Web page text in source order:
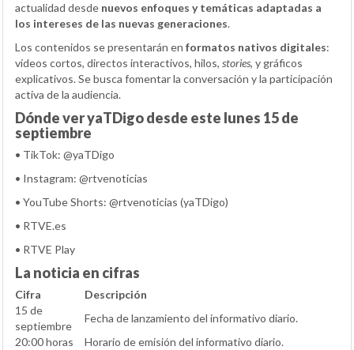
actualidad desde nuevos enfoques y temáticas adaptadas a
los intereses de las nuevas generaciones.
Los contenidos se presentarán en formatos nativos digitales:
vídeos cortos, directos interactivos, hilos, stories, y gráficos
explicativos. Se busca fomentar la conversación y la participación
activa de la audiencia.
Dónde ver yaTDigo desde este lunes 15 de
septiembre
• TikTok: @yaTDigo
• Instagram: @rtvenoticias
• YouTube Shorts: @rtvenoticias (yaTDigo)
• RTVE.es
• RTVE Play
La noticia en cifras
Cifra
Descripción
15 de
septiembre
Fecha de lanzamiento del informativo diario.
20:00 horas
Horario de emisión del informativo diario.